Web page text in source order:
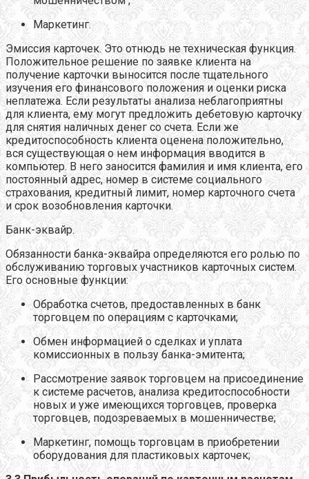
Маркетинг.
Эмиссия карточек. Это отнюдь не техническая функция.
Положительное решение по заявке клиента на
получение карточки выносится после тщательного
изучения его финансового положения и оценки риска
неплатежа. Если результаты анализа неблагоприятны
для клиента, ему могут предложить дебетовую карточку
для снятия наличных денег со счета. Если же
кредитоспособность клиента оценена положительно,
вся существующая о нем информация вводится в
компьютер. В него заносится фамилия и имя клиента, его
постоянный адрес, номер в системе социального
страхования, кредитный лимит, номер карточного счета
и срок возобновления карточки.
Банк-эквайр.
Обязанности банка-эквайра определяются его ролью по
обслуживанию торговых участников карточных систем.
Его основные функции:
Обработка счетов, предоставленных в банк
торговцем по операциям с карточками;
Обмен информацией о сделках и уплата
комиссионных в пользу банка-эмитента;
Рассмотрение заявок торговцем на присоединение
к системе расчетов, анализа кредитоспособности
новых и уже имеющихся торговцев, проверка
торговцев, подозреваемых в мошенничестве;
Маркетинг, помощь торговцам в приобретении
оборудования для пластиковых карточек;